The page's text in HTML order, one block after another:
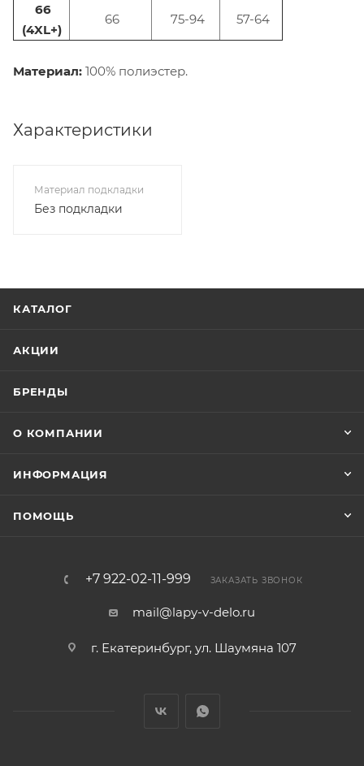
66
(4XL+)
66 75-94 57-64
Материал: 100% полиэстер.
Характеристики
Материал подкладки
Без подкладки
КАТАЛОГ
АКЦИИ
БРЕНДЫ
О КОМПАНИИ
ИНФОРМАЦИЯ
ПОМОЩЬ
+7 922-02-11-999 ЗАКАЗАТЬ ЗВОНОК
mail@lapy-v-delo.ru
г. Екатеринбург, ул. Шаумяна 107